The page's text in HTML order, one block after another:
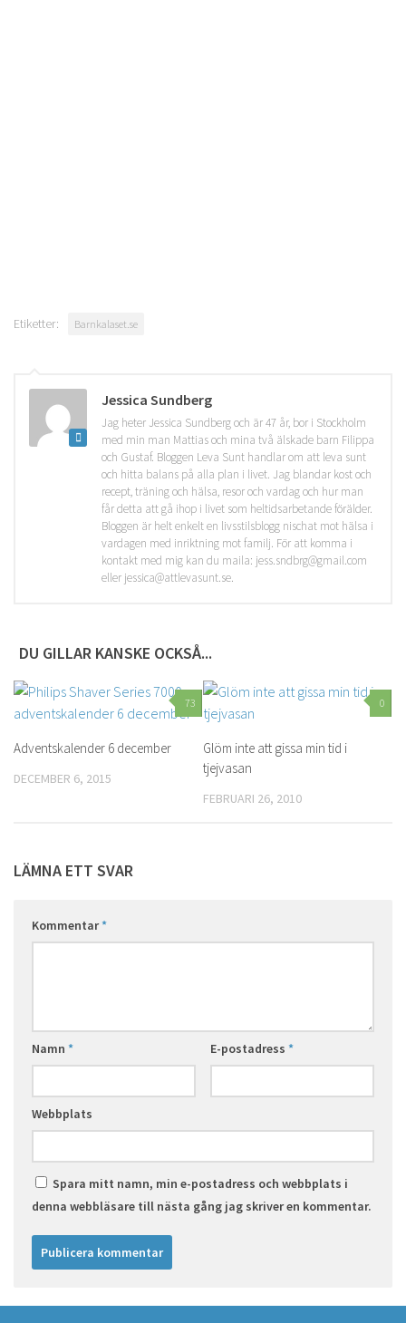
Etiketter: Barnkalaset.se
Jessica Sundberg
Jag heter Jessica Sundberg och är 47 år, bor i Stockholm
med min man Mattias och mina två älskade barn Filippa
och Gustaf. Bloggen Leva Sunt handlar om att leva sunt
och hitta balans på alla plan i livet. Jag blandar kost och
recept, träning och hälsa, resor och vardag och hur man
får detta att gå ihop i livet som heltidsarbetande förälder.
Bloggen är helt enkelt en livsstilsblogg nischat mot hälsa i
vardagen med inriktning mot familj. För att komma i
kontakt med mig kan du maila: jess.sndbrg@gmail.com
eller jessica@attlevasunt.se.
DU GILLAR KANSKE OCKSÅ...
73
Adventskalender 6 december
DECEMBER 6, 2015
0
Glöm inte att gissa min tid i
tjejvasan
FEBRUARI 26, 2010
LÄMNA ETT SVAR
Kommentar*
Namn * E-postadress *
Webbplats
Spara mitt namn, min e-postadress och webbplats i
denna webbläsare till nästa gång jag skriver en kommentar.